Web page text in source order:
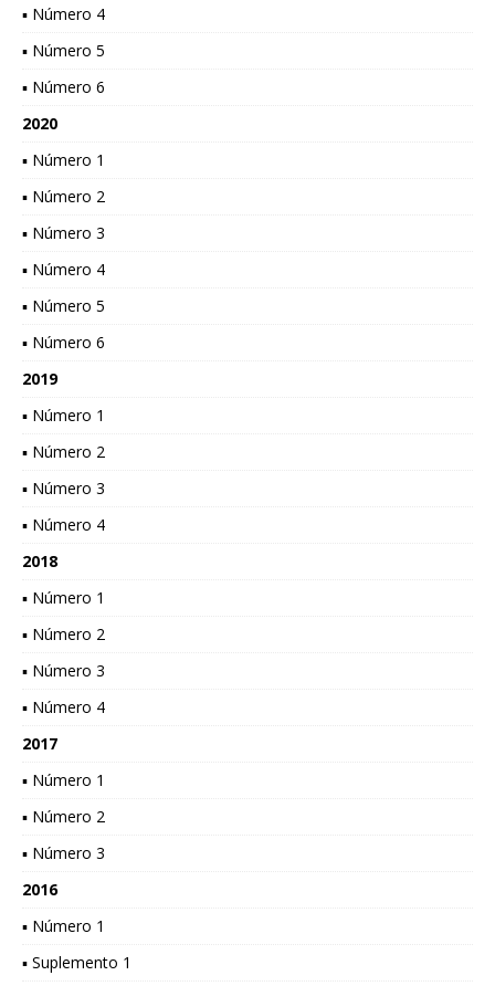
▪ Número 4
▪ Número 5
▪ Número 6
2020
▪ Número 1
▪ Número 2
▪ Número 3
▪ Número 4
▪ Número 5
▪ Número 6
2019
▪ Número 1
▪ Número 2
▪ Número 3
▪ Número 4
2018
▪ Número 1
▪ Número 2
▪ Número 3
▪ Número 4
2017
▪ Número 1
▪ Número 2
▪ Número 3
2016
▪ Número 1
▪ Suplemento 1